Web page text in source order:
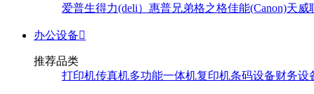
爱普生得力(deli） 惠普兄弟格之格佳能(Canon)天威
办公设备
推荐品类
打印机传真机多功能一体机复印机条码设备财务设